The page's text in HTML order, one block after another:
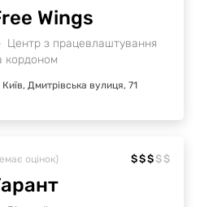
Центр з працевлаштування
кордоном
Wings
Київ, Дмитрівська вулиця, 71
оцінок) $$$ $ $